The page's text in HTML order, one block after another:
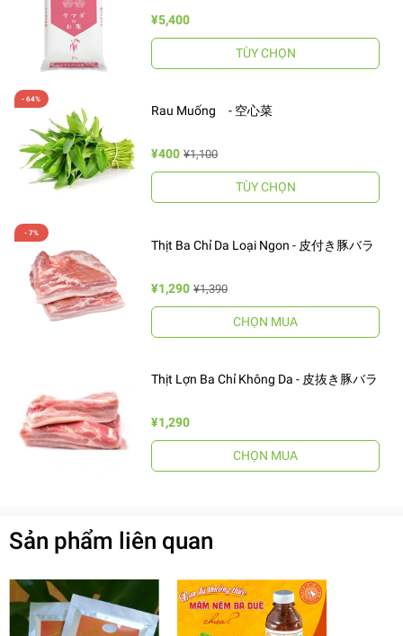
¥5,400
TÙY CHỌN
Rau Muống - 空心菜
¥400 ¥1,100
TÙY CHỌN
Thịt Ba Chỉ Da Loại Ngon - 皮付き豚バラ
¥1,290 ¥1,390
CHỌN MUA
Thịt Lợn Ba Chỉ Không Da - 皮抜き豚バラ
¥1,290
CHỌN MUA
Sản phẩm liên quan